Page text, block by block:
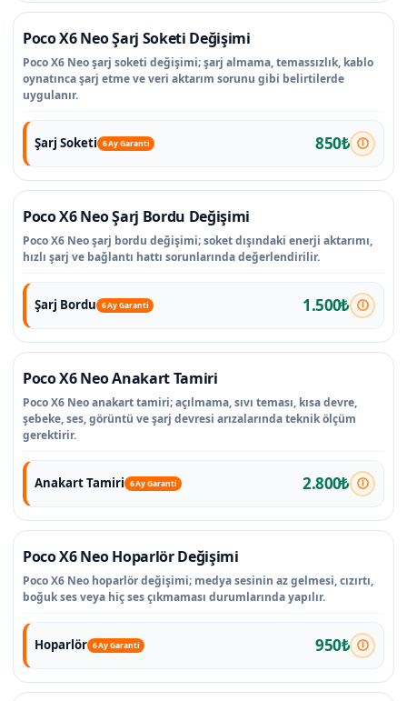
Poco X6 Neo Şarj Soketi Değişimi
Poco X6 Neo şarj soketi değişimi; şarj almama, temassızlık, kablo
oynatınca şarj etme ve veri aktarım sorunu gibi belirtilerde
uygulanır.
Şarj Soketi 6 Ay Garanti 850₺
Poco X6 Neo Şarj Bordu Değişimi
Poco X6 Neo şarj bordu değişimi; soket dışındaki enerji aktarımı,
hızlı şarj ve bağlantı hattı sorunlarında değerlendirilir.
Şarj Bordu 6 Ay Garanti 1.500₺
Poco X6 Neo Anakart Tamiri
Poco X6 Neo anakart tamiri; açılmama, sıvı teması, kısa devre,
şebeke, ses, görüntü ve şarj devresi arızalarında teknik ölçüm
gerektirir.
Anakart Tamiri 6 Ay Garanti 2.800₺
Poco X6 Neo Hoparlör Değişimi
Poco X6 Neo hoparlör değişimi; medya sesinin az gelmesi, cızırtı,
boğuk ses veya hiç ses çıkmaması durumlarında yapılır.
Hoparlör 6 Ay Garanti 950₺